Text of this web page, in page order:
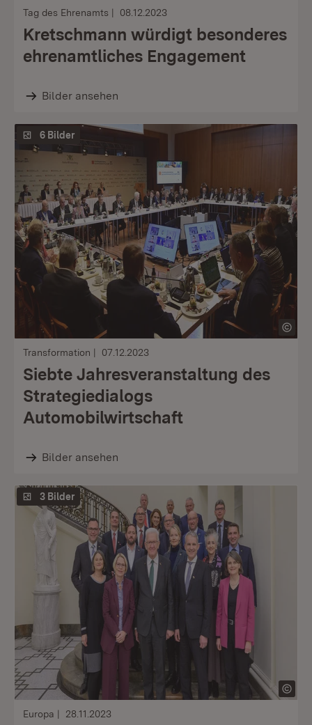
Tag des Ehrenamts 08.12.2023
Kretschmann würdigt besonderes
ehrenamtliches Engagement
Bilder ansehen
6 Bilder
Transformation 07.12.2023
Siebte Jahresveranstaltung des
Strategiedialogs
Automobilwirtschaft
Bilder ansehen
3 Bilder
Europa 28.11.2023